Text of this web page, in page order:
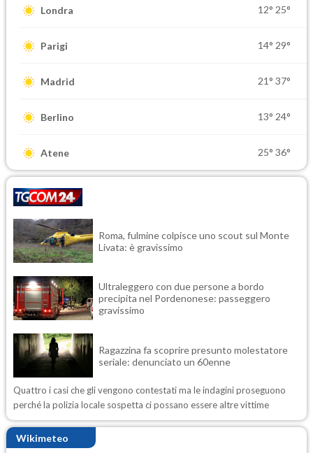
Londra 12° 25°
Parigi 14° 29°
Madrid 21° 37°
Berlino 13° 24°
Atene 25° 36°
Roma, fulmine colpisce uno scout sul Monte
Livata: è gravissimo
Ultraleggero con due persone a bordo
precipita nel Pordenonese: passeggero
gravissimo
Ragazzina fa scoprire presunto molestatore
seriale: denunciato un 60enne
Quattro i casi che gli vengono contestati ma le indagini proseguono
perché la polizia locale sospetta ci possano essere altre vittime
Wikimeteo